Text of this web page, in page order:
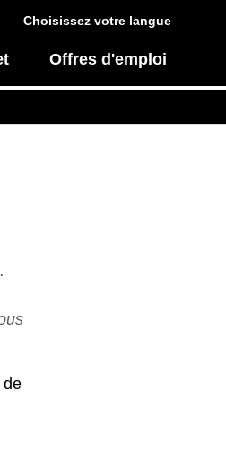
Choisissez votre langue
Offres d'emploi
de